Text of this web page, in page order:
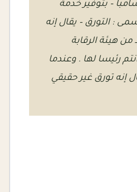
– بتوفير خدمة
: التورق – يقال إنه
هيئة الرقابة
رئيسا لها . وعندما
إنه تورق غير حقيقي